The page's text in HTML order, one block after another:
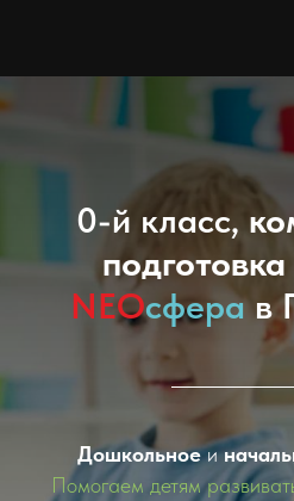
0-й класс,
NEOсферав
Дошкольноеи
Помогаем детям